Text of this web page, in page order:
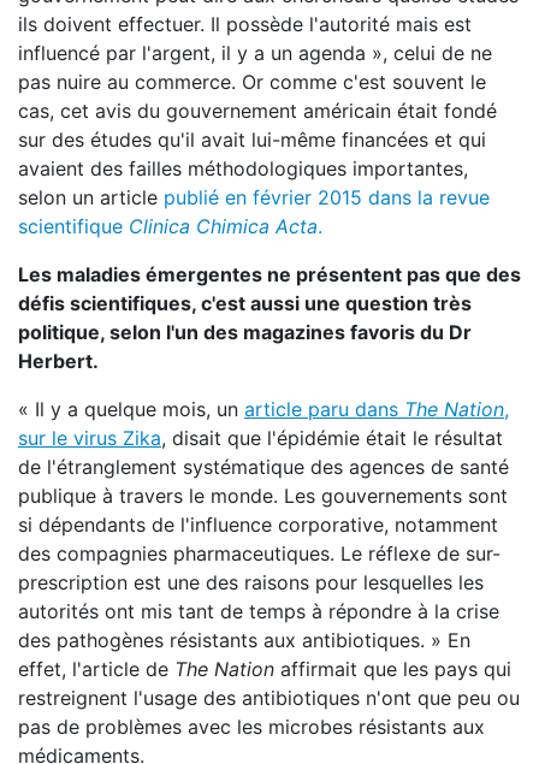
ils doivent effectuer. Il possède l'autorité mais est
influencé par l'argent, il y a un agenda », celui de ne
pas nuire au commerce. Or comme c'est souvent le
cas, cet avis du gouvernement américain était fondé
sur des études qu'il avait lui-même financées et qui
avaient des failles méthodologiques importantes,
selon un article publié en février 2015 dans la revue
scientifique Clinica Chimica Acta.
Les maladies émergentes ne présentent pas que des
défis scientifiques, c'est aussi une question très
politique, selon l'un des magazines favoris du Dr
Herbert.
« Il y a quelque mois, un article paru dans The Nation,
sur le virus Zika, disait que l'épidémie était le résultat
de l'étranglement systématique des agences de santé
publique à travers le monde. Les gouvernements sont
si dépendants de l'influence corporative, notamment
des compagnies pharmaceutiques. Le réflexe de sur-
prescription est une des raisons pour lesquelles les
autorités ont mis tant de temps à répondre à la crise
des pathogènes résistants aux antibiotiques. » En
effet, l'article de The Nation affirmait que les pays qui
restreignent l'usage des antibiotiques n'ont que peu ou
pas de problèmes avec les microbes résistants aux
médicaments.